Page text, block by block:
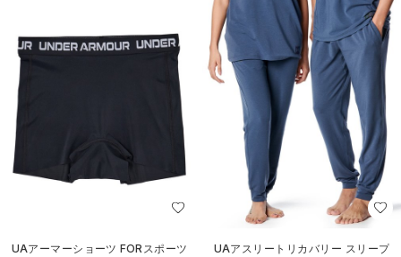
UAアーマーショーツ FORスポーツ
UAアスリートリカバリー スリープ